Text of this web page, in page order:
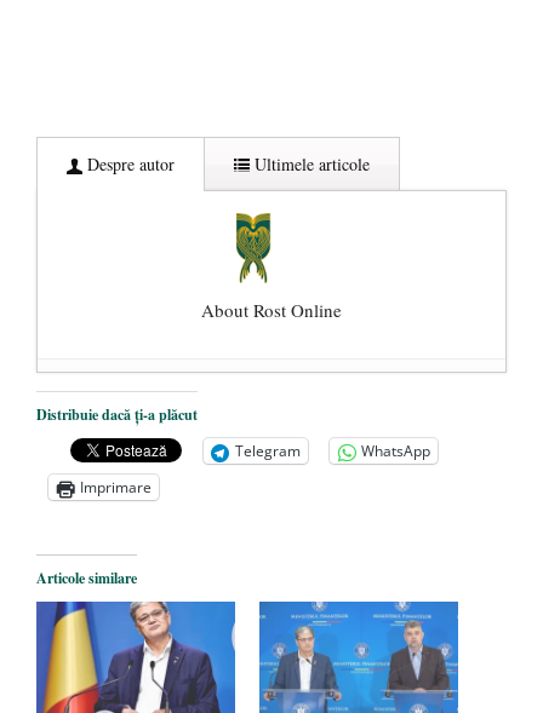
Despre autor Ultimele articole
About Rost Online
Dezvăluiri cutremurătoare despre
președintele Ucrainei, Volodymyr
Zelensky
- 13 mai 2026
Statul care servește Națiunea
Legea Vexler produce efecte. Bustul
poetului Octavian Goga, înlăturat din Iași
- 16 aprilie 2026
Distribuie dacă ți-a plăcut
Telegram
WhatsApp
Imprimare
Articole similare